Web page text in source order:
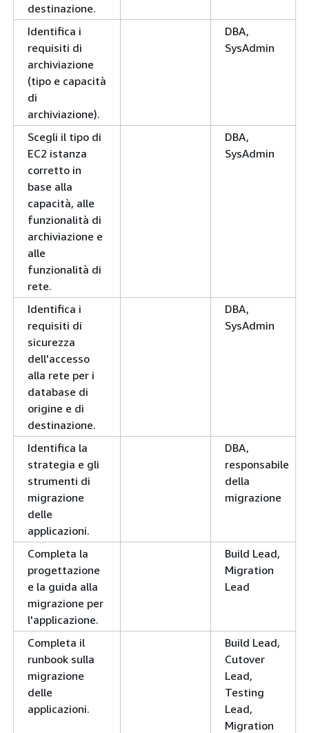
destinazione.
Identifica i
requisiti di
archiviazione
(tipo e capacità
di
archiviazione).
DBA,
SysAdmin
Scegli il tipo di
EC2 istanza
corretto in
base alla
capacità, alle
funzionalità di
archiviazione e
alle
funzionalità di
rete.
DBA,
SysAdmin
Identifica i
requisiti di
sicurezza
dell'accesso
alla rete per i
database di
origine e di
destinazione.
DBA,
SysAdmin
Identifica la
strategia e gli
strumenti di
migrazione
delle
applicazioni.
DBA,
responsabile
della
migrazione
Completa la
progettazione
e la guida alla
migrazione per
l'applicazione.
Build Lead,
Migration
Lead
Completa il
runbook sulla
migrazione
delle
applicazioni.
Build Lead,
Cutover
Lead,
Testing
Lead,
Migration